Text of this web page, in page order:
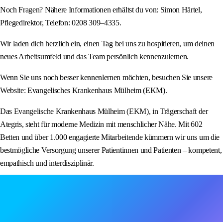
Noch Fragen? Nähere Informationen erhältst du von: Simon Härtel,
Pflegedirektor, Telefon: 0208 309–4335.
Wir laden dich herzlich ein, einen Tag bei uns zu hospitieren, um deinen
neues Arbeitsumfeld und das Team persönlich kennenzulernen.
Wenn Sie uns noch besser kennenlernen möchten, besuchen Sie unsere
Website: Evangelisches Krankenhaus Mülheim (EKM).
Das Evangelische Krankenhaus Mülheim (EKM), in Trägerschaft der
Ategris, steht für moderne Medizin mit menschlicher Nähe. Mit 602
Betten und über 1.000 engagierte Mitarbeitende kümmern wir uns um die
bestmögliche Versorgung unserer Patientinnen und Patienten – kompetent,
empathisch und interdisziplinär.